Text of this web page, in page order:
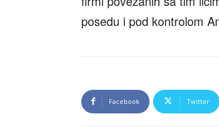
posedu i pod kontrolom
Facebook Twitter